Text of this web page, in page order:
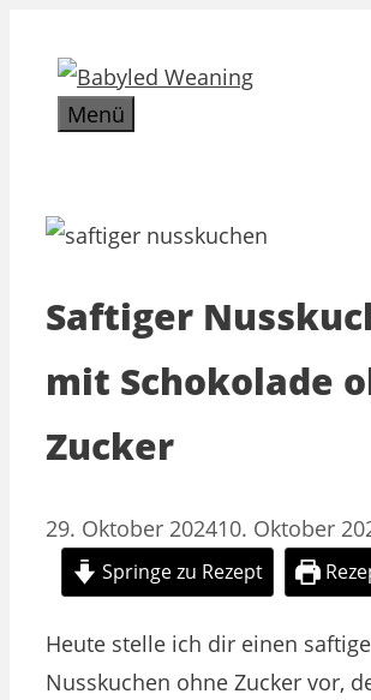
Inhalt
springenMenü
Saftiger
mit Schokolade
Zucker
29. Oktober 202410. Oktober
Springe zu Rezept
Heute stelle ich dir einen
Nusskuchen ohne Zucker vor,